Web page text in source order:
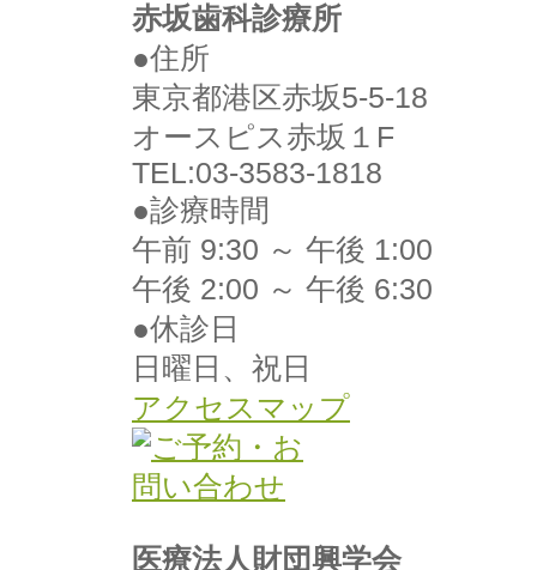
赤坂歯科診療所
●住所
東京都港区赤坂5-5-18
オースピス赤坂１F
TEL:03-3583-1818
●診療時間
午前 9:30 ～ 午後 1:00
午後 2:00 ～ 午後 6:30
●休診日
日曜日、祝日
アクセスマップ
医療法人財団興学会